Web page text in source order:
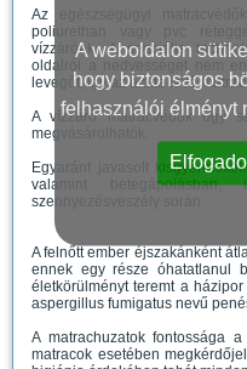
A weboldalon
hogy biztonságos
felhasználói élményt
Az egészségügyi
poliurethan vagy pvc
vízzáróak. A speciális
oldalról a nedvességet nem
levegőt, így az alatta levő
A vízzáró matracvédők úgy
megvásárolhatók.
Egyaránt javasolt
valamint
szennyezésveszély során.
A felnőtt ember éjszakánként
ennek egy része óhatatlanul
életkörülményt teremt a
aspergillus fumigatus nevű
A matrachuzatok fontossága
matracok esetében